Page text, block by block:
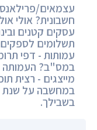
עצמאים/
חשבונית? אולי
עסקים קטנים
תשלומים
עמותות - דפי
במס"ב? העמותה
מייצגים - רצית
בשבילך.